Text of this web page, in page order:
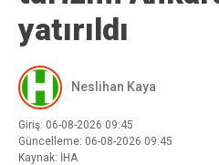
yatırıldı
Neslihan Kaya
Giriş: 06-08-2026 09:45
Güncelleme: 06-08-2026 09:45
Kaynak: İHA